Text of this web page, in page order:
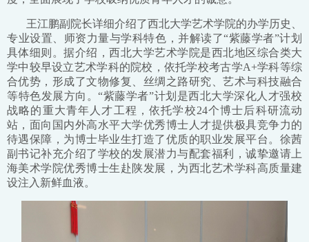
王江鹏副院长详细介绍了西北大学艺术学院的办学历史、
专业设置、师资力量与学科特色，并解读了“紫藤学者”计划
具体细则。据介绍，西北大学艺术学院是西北地区综合类大
学中较早设立艺术学科的院校，依托学校考古学A+学科等综
合优势，形成了文物修复、丝绸之路研究、艺术与科技融合
等特色发展方向。“紫藤学者”计划是西北大学深化人才强校
战略的重大青年人才工程，依托学校24个博士后科研流动
站，面向国内外高水平大学优秀博士人才提供极具竞争力的
待遇保障，为博士毕业生打造了优质的职业发展平台。徐茜
副书记补充介绍了学校的发展潜力与配套福利，诚挚邀请上
海美术学院优秀博士生赴陕发展，为西北艺术学科高质量建
设注入新鲜血液。